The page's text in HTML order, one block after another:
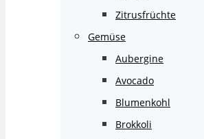
Zitrusfrüchte
Gemüse
Aubergine
Avocado
Blumenkohl
Brokkoli